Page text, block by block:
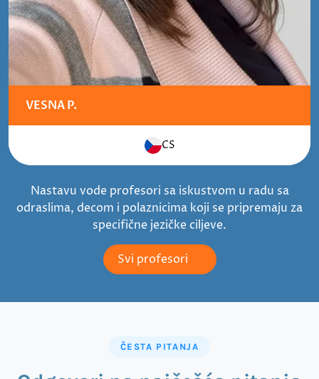
VESNA P.
CS
Nastavu vode profesori sa iskustvom u radu sa
odraslima, decom i polaznicima koji se pripremaju za
specifične jezičke ciljeve.
Svi profesori
ČESTA PITANJA